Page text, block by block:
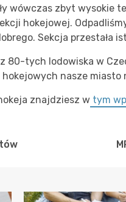
wówczas zbyt wysokie
hokejowej.
Sekcja przestała
80-tych lodowiska w
nasze miasto
znajdziesz w tym